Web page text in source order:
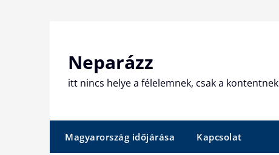
Neparázz
itt nincs helye a félelemnek, csak a kontentnek
Magyarország időjárása Kapcsolat